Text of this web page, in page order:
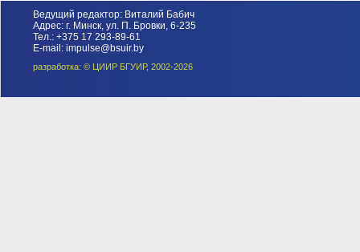
Ведущий редактор: Виталий Бабич
Адрес: г. Минск, ул. П. Бровки, 6-235
Тел.: +375 17 293-89-61
E-mail: impulse@bsuir.by
разработка: © ЦИИР БГУИР, 2002-2026